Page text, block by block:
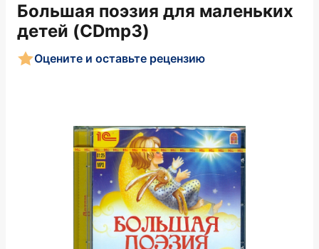
Большая поэзия для маленьких
детей (CDmp3)
Оцените и оставьте рецензию